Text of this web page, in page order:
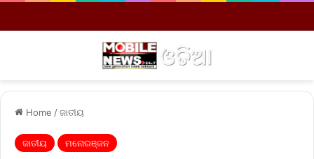
Home /ଜାତୀୟ
ଜାତୀୟ ମନୋରଞ୍ଜନ